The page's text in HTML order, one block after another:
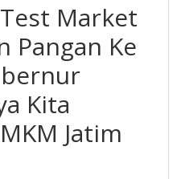
Market
Pangan Ke
Kita
Jatim